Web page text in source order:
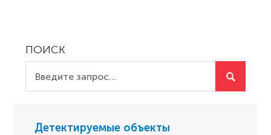
ПОИСК
Детектируемые объекты